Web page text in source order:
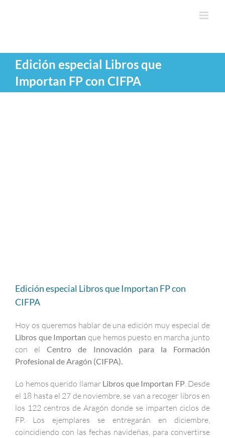
Edición especial Libros que
Importan FP con CIFPA
Edición especial Libros que Importan FP con
CIFPA
Hoy os queremos hablar de una edición muy especial de
Libros que Importan que hemos puesto en marcha junto
con el Centro de Innovación para la Formación
Profesional de Aragón (CIFPA).
Lo hemos querido llamarLibros que Importan FP. Desde
el 18 hasta el 27 de noviembre, se van a recoger libros en
los 122 centros de Aragón donde se imparten ciclos de
FP. Los ejemplares se entregarán en diciembre,
coincidiendo con las fechas navideñas, para convertirse